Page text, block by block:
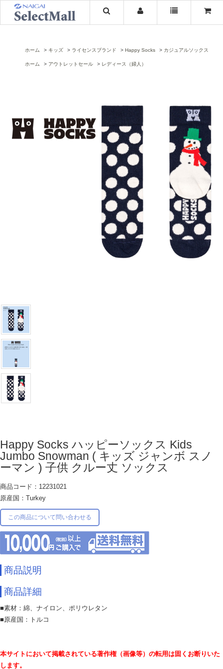
ホーム キッズ ライセンスブランド Happy Socks カジュアルソックス
ホーム アウトレットセール レディース（婦人）
Happy Socks ハッピーソックス Kids
Jumbo Snowman ( キッズ ジャンボ スノ
ーマン ) 子供 クルー丈 ソックス
商品コード：12231021
原産国：Turkey
この商品について問い合わせる
商品説明
商品詳細
■素材：綿、ナイロン、ポリウレタン
■原産国：トルコ
本サイトにおいて掲載されている著作権（画像等）の転用は固くお断りいた
します。